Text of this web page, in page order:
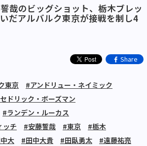
哉のビッグショット、栃木ブレッ
だアルバルク東京が接戦を制し4
Share
東京
#アンドリュー・ネイミック
ドリック・ボーズマン
#ランデン・ルーカス
ッチ
#安藤誓哉 #東京
#栃木
大 #田中大貴 #田臥勇太
#遠藤祐亮